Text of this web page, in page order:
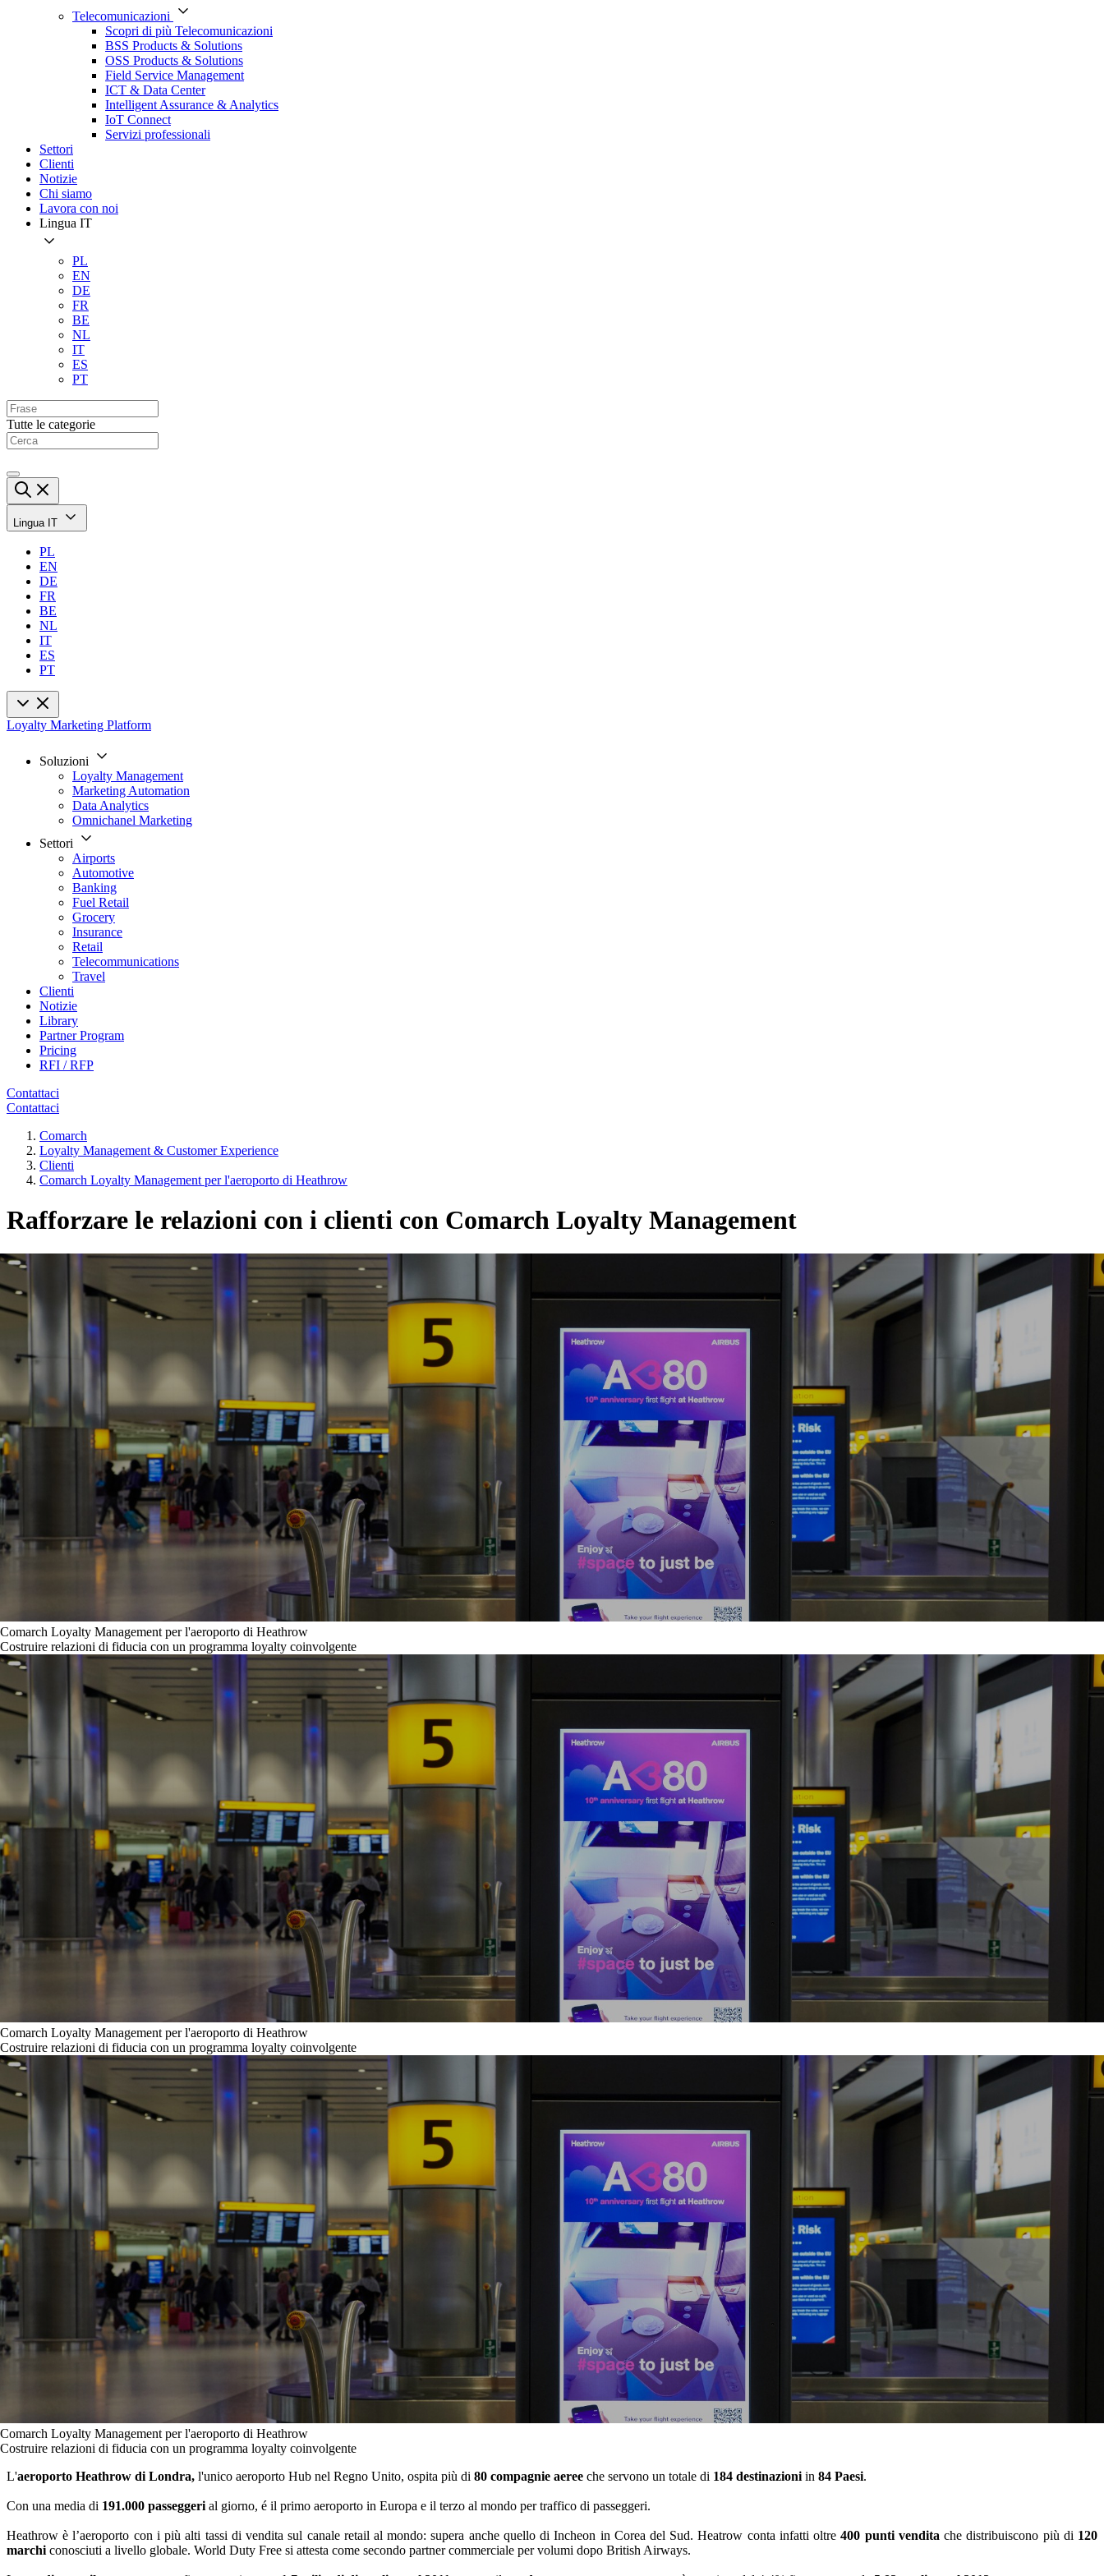
Telecomunicazioni
Scopri di più Telecomunicazioni
BSS Products & Solutions
OSS Products & Solutions
Field Service Management
ICT & Data Center
Intelligent Assurance & Analytics
IoT Connect
Servizi professionali
Settori
Clienti
Notizie
Chi siamo
Lavora con noi
Lingua IT
PL
EN
DE
FR
BE
NL
IT
ES
PT
Tutte le categorie
Lingua IT
PL
EN
DE
FR
BE
NL
IT
ES
PT
Loyalty Marketing Platform
Soluzioni
Loyalty Management
Marketing Automation
Data Analytics
Omnichanel Marketing
Settori
Airports
Automotive
Banking
Fuel Retail
Grocery
Insurance
Retail
Telecommunications
Travel
Clienti
Notizie
Library
Partner Program
Pricing
RFI / RFP
Contattaci
Contattaci
Comarch
Loyalty Management & Customer Experience
Clienti
Comarch Loyalty Management per l'aeroporto di Heathrow
Rafforzare le relazioni con i clienti con Comarch Loyalty Management
Comarch Loyalty Management per l'aeroporto di Heathrow
Costruire relazioni di fiducia con un programma loyalty coinvolgente
Comarch Loyalty Management per l'aeroporto di Heathrow
Costruire relazioni di fiducia con un programma loyalty coinvolgente
Comarch Loyalty Management per l'aeroporto di Heathrow
Costruire relazioni di fiducia con un programma loyalty coinvolgente
L'aeroporto Heathrow di Londra, l'unico aeroporto Hub nel Regno Unito, ospita più di 80 compagnie aeree che servono un totale di 184 destinazioni in 84 Paesi.
Con una media di 191.000 passeggeri al giorno, é il primo aeroporto in Europa e il terzo al mondo per traffico di passeggeri.
Heathrow è l’aeroporto con i più alti tassi di vendita sul canale retail al mondo: supera anche quello di Incheon in Corea del Sud. Heatrow conta infatti oltre400 punti vendita che distribuiscono più di 120
marchi conosciuti a livello globale. World Duty Free si attesta come secondo partner commerciale per volumi dopo British Airways.